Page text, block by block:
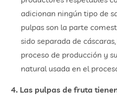
adicionan ningún tipo de
pulpas son la parte
sido separada de
proceso de producción y
natural usada en el
4. Las pulpas de fruta